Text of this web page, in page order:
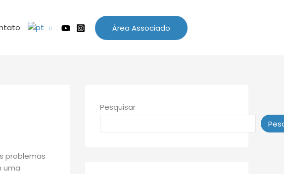
Área Associado
problemas
uma
Pesquisar